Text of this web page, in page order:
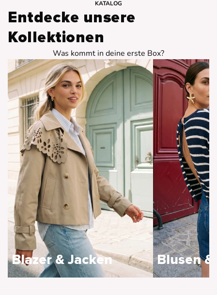
KATALOG
Entdecke unsere
Kollektionen
Was kommt in deine erste Box?
Blazer & Jacken Blusen &